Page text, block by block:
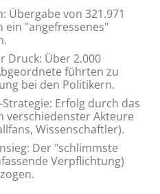
Übergabe von 321.971
"angefressenes"
Druck: Über 2.000
führten zu
bei den Politikern.
Strategie: Erfolg durch das
verschiedenster Akteure
Wissenschaftler).
Der "schlimmste
Verpflichtung)